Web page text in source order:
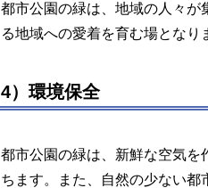
都市公園の緑は、地域の人々が
る地域への愛着を育む場となり
4）環境保全
都市公園の緑は、新鮮な空気を
ちます。また、自然の少ない